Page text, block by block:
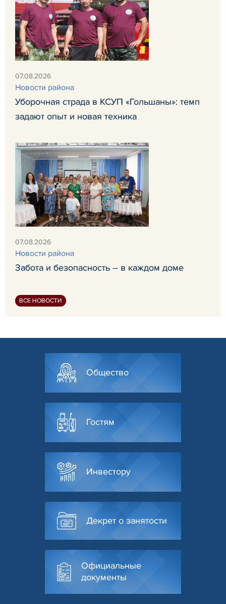
07.08.2026
Новости района
Уборочная страда в КСУП «Гольшаны»: темп
задают опыт и новая техника
07.08.2026
Новости района
Забота и безопасность – в каждом доме
ВСЕ НОВОСТИ
Общество
Гостям
Инвестору
Декрет о занятости
Официальные
документы